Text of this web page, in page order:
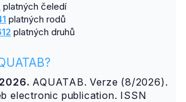
platných čeledí
platných rodů
platných druhů
AQUATAB. Verze (8/2026).
electronic publication. ISSN